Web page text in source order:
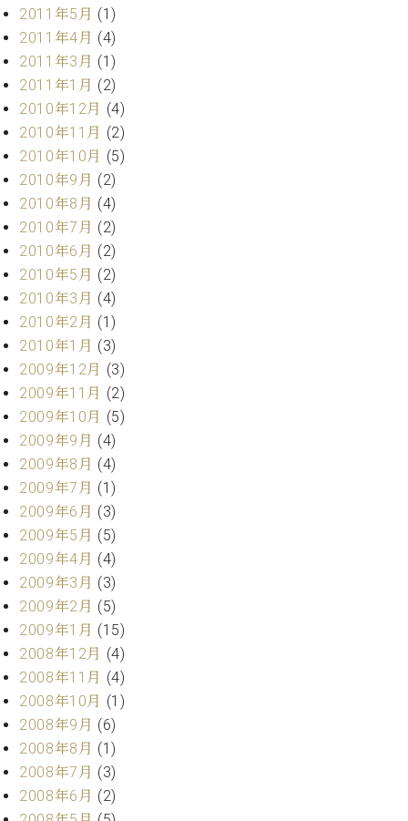
2011年5月 (1)
2011年4月 (4)
2011年3月 (1)
2011年1月 (2)
2010年12月 (4)
2010年11月 (2)
2010年10月 (5)
2010年9月 (2)
2010年8月 (4)
2010年7月 (2)
2010年6月 (2)
2010年5月 (2)
2010年3月 (4)
2010年2月 (1)
2010年1月 (3)
2009年12月 (3)
2009年11月 (2)
2009年10月 (5)
2009年9月 (4)
2009年8月 (4)
2009年7月 (1)
2009年6月 (3)
2009年5月 (5)
2009年4月 (4)
2009年3月 (3)
2009年2月 (5)
2009年1月 (15)
2008年12月 (4)
2008年11月 (4)
2008年10月 (1)
2008年9月 (6)
2008年8月 (1)
2008年7月 (3)
2008年6月 (2)